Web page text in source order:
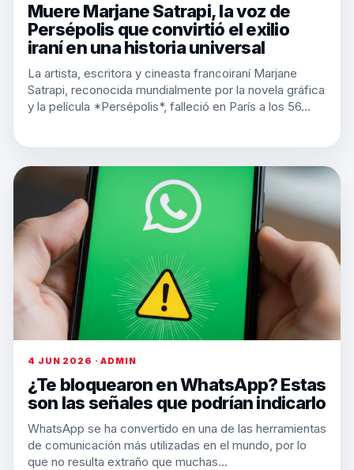
Muere Marjane Satrapi, la voz de
Persépolis que convirtió el exilio
iraní en una historia universal
La artista, escritora y cineasta francoiraní Marjane
Satrapi, reconocida mundialmente por la novela gráfica
y la película *Persépolis*, falleció en París a los 56…
4 JUN 2026 · ADMIN
¿Te bloquearon en WhatsApp? Estas
son las señales que podrían indicarlo
WhatsApp se ha convertido en una de las herramientas
de comunicación más utilizadas en el mundo, por lo
que no resulta extraño que muchas…